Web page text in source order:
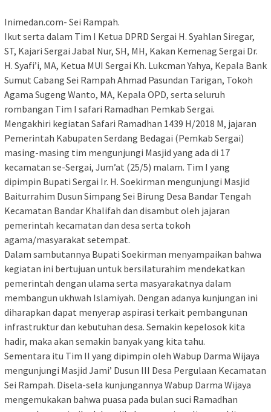
Inimedan.com- Sei Rampah.
Ikut serta dalam Tim I Ketua DPRD Sergai H. Syahlan Siregar,
ST, Kajari Sergai Jabal Nur, SH, MH, Kakan Kemenag Sergai Dr.
H. Syafi’i, MA, Ketua MUI Sergai Kh. Lukcman Yahya, Kepala Bank
Sumut Cabang Sei Rampah Ahmad Pasundan Tarigan, Tokoh
Agama Sugeng Wanto, MA, Kepala OPD, serta seluruh
rombangan Tim I safari Ramadhan Pemkab Sergai.
Mengakhiri kegiatan Safari Ramadhan 1439 H/2018 M, jajaran
Pemerintah Kabupaten Serdang Bedagai (Pemkab Sergai)
masing-masing tim mengunjungi Masjid yang ada di 17
kecamatan se-Sergai, Jum’at (25/5) malam. Tim I yang
dipimpin Bupati Sergai Ir. H. Soekirman mengunjungi Masjid
Baiturrahim Dusun Simpang Sei Birung Desa Bandar Tengah
Kecamatan Bandar Khalifah dan disambut oleh jajaran
pemerintah kecamatan dan desa serta tokoh
agama/masyarakat setempat.
Dalam sambutannya Bupati Soekirman menyampaikan bahwa
kegiatan ini bertujuan untuk bersilaturahim mendekatkan
pemerintah dengan ulama serta masyarakatnya dalam
membangun ukhwah Islamiyah. Dengan adanya kunjungan ini
diharapkan dapat menyerap aspirasi terkait pembangunan
infrastruktur dan kebutuhan desa. Semakin kepelosok kita
hadir, maka akan semakin banyak yang kita tahu.
Sementara itu Tim II yang dipimpin oleh Wabup Darma Wijaya
mengunjungi Masjid Jami’ Dusun III Desa Pergulaan Kecamatan
Sei Rampah. Disela-sela kunjungannya Wabup Darma Wijaya
mengemukakan bahwa puasa pada bulan suci Ramadhan